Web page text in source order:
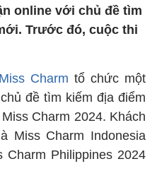
online với chủ đề tìm
Trước đó, cuộc thi
Miss Charm tổ chức một
đề tìm kiếm địa điểm
Charm 2024. Khách
Miss Charm Indonesia
Charm Philippines 2024